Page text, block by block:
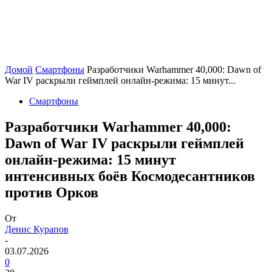
Домой Смартфоны Разработчики Warhammer 40,000: Dawn of
War IV раскрыли геймплей онлайн-режима: 15 минут...
Смартфоны
Разработчики Warhammer 40,000:
Dawn of War IV раскрыли геймплей
онлайн-режима: 15 минут
интенсивных боёв Космодесантников
против Орков
От
Денис Курапов
-
03.07.2026
0